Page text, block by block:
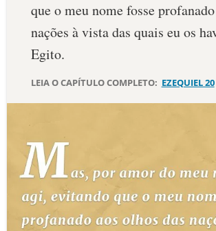
PALAVRA DO DIA
SALMO DO DIA
DEVOCIONAL DIÁRIO
ESTUDOS BÍBLICOS
ESBOÇOS DE PREGAÇÃO
TEMAS
que o meu nome fosse
nações à vista das quais eu os
Egito.
LEIA O CAPÍTULO COMPLETO: EZEQUIEL 20